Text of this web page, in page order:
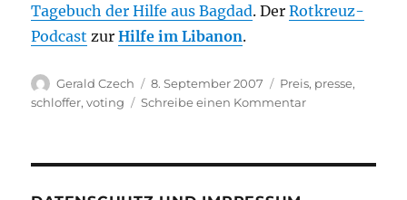
Tagebuch der Hilfe aus Bagdad. DerRotkreuz-
Podcast zurHilfe im Libanon.
Autor
Gerald Czech
Veröffentlicht
am
8. September 2007 Kategorien
Preis, presse,
schloffer,voting Schreibe einen Kommentarzu